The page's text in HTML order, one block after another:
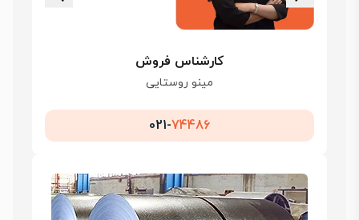
کارشناس فروش
مینو روستایی
021-74486